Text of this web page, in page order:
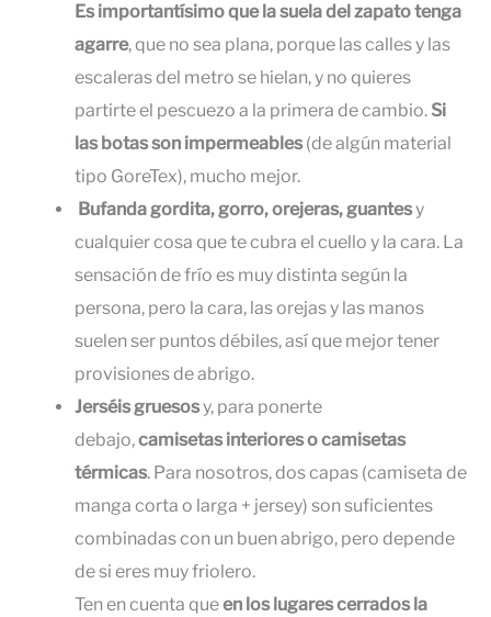
Es importantísimo que la suela del zapato tenga
agarre, que no sea plana, porque las calles y las
escaleras del metro se hielan, y no quieres
partirte el pescuezo a la primera de cambio. Si
las botas son impermeables(de algún material
tipo GoreTex), mucho mejor.
Bufanda gordita, gorro, orejeras, guantesy
cualquier cosa que te cubra el cuello y la cara. La
sensación de frío es muy distinta según la
persona, pero la cara, las orejas y las manos
suelen ser puntos débiles, así que mejor tener
provisiones de abrigo.
Jerséis gruesosy, para ponerte
debajo,camisetas interiores o camisetas
térmicas. Para nosotros, dos capas (camiseta de
manga corta o larga + jersey) son suficientes
combinadas con un buen abrigo, pero depende
de si eres muy friolero.
Ten en cuenta queen los lugares cerrados la